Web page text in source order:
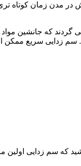
زمان کوتاه تری
گردند که جانشین
سم زدایی سریع
به در نمی برند. همچنین به یاد